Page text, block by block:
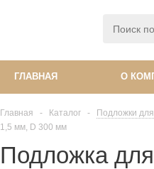
ГЛАВНАЯ О
Главная - Каталог - Подложки
1,5 мм, D 300 мм
Подложка